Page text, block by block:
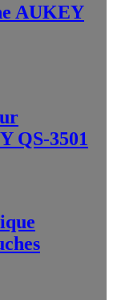
AUKEY
QS-3501